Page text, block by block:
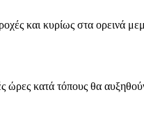
και κυρίως στα ορεινά
κατά τόπους θα